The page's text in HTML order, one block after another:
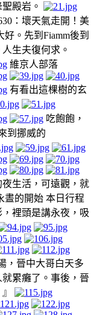
殿岩。
：壞天氣走開！美
。先到Fiamm後到
生夫復何求。
維京人部落
有看出這棵樹的玄
吃飽飽，
到挪威的
夜生活，可遠觀，就
晝的開始 本日行程
裡頭是講永夜，吸
，晉中大哥白天多
累癱了。事後，晉